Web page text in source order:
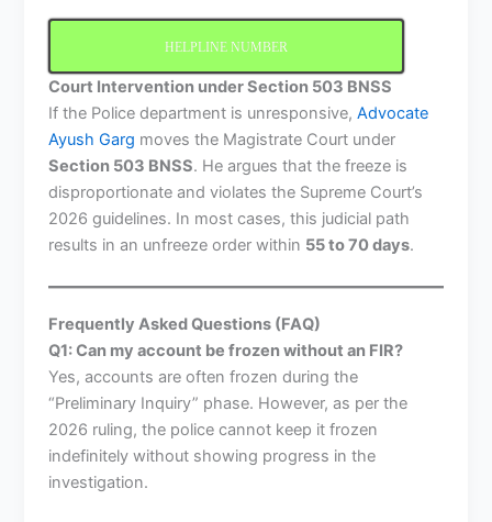
HELPLINE NUMBER
Court Intervention under Section 503 BNSS
If the Police department is unresponsive,Advocate
Ayush Garg moves the Magistrate Court under
Section 503 BNSS. He argues that the freeze is
disproportionate and violates the Supreme Court’s
2026 guidelines. In most cases, this judicial path
results in an unfreeze order within 55 to 70 days.
Frequently Asked Questions (FAQ)
Q1: Can my account be frozen without an FIR?
Yes, accounts are often frozen during the
“Preliminary Inquiry” phase. However, as per the
2026 ruling, the police cannot keep it frozen
indefinitely without showing progress in the
investigation.